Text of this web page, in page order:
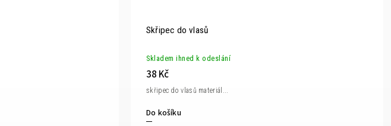
Skřipec do vlasů
Skladem ihned k odeslání
38 Kč
Do košíku
skřipec do vlasů materiál...